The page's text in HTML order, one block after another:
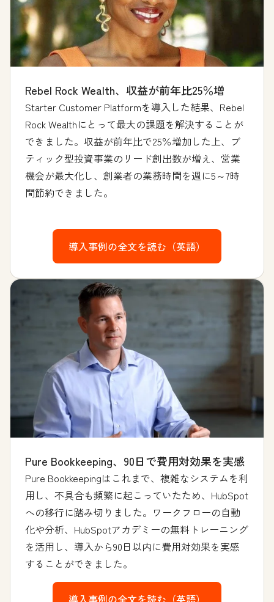
Rebel Rock Wealth、収益が前年比25％増
Starter Customer Platformを導入した結果、Rebel
Rock Wealthにとって最大の課題を解決することが
できました。収益が前年比で25％増加した上、ブ
ティック型投資事業のリード創出数が増え、営業
機会が最大化し、創業者の業務時間を週に5～7時
間節約できました。
導入事例の全文を読む（英語）
Pure Bookkeeping、90日で費用対効果を実感
Pure Bookkeepingはこれまで、複雑なシステムを利
用し、不具合も頻繁に起こっていたため、HubSpot
への移行に踏み切りました。ワークフローの自動
化や分析、HubSpotアカデミーの無料トレーニング
を活用し、導入から90日以内に費用対効果を実感
することができました。
導入事例の全文を読む（英語）